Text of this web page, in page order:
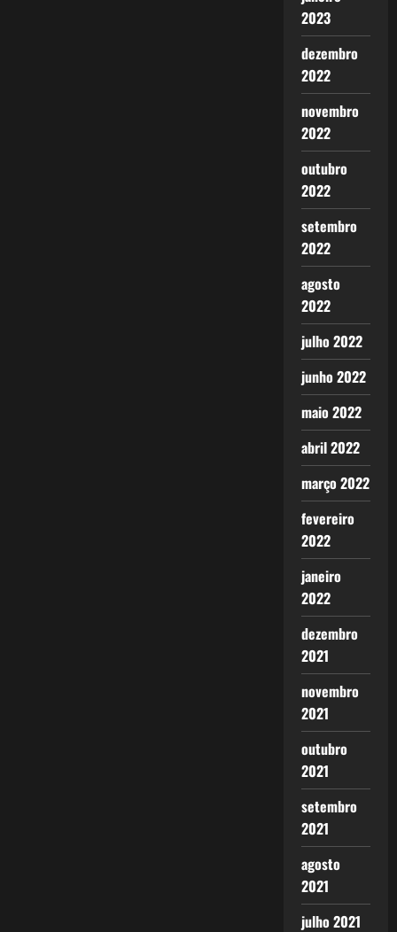
2023
dezembro
2022
novembro
2022
outubro
2022
setembro
2022
agosto
2022
julho 2022
junho 2022
maio 2022
abril 2022
março 2022
fevereiro
2022
janeiro
2022
dezembro
2021
novembro
2021
outubro
2021
setembro
2021
agosto
2021
julho 2021